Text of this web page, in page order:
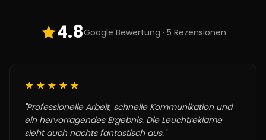
4.8Google Bewertung · 5 Rezensionen
★★★★★
"Professionelle Arbeit, schnelle Kommunikation und
ein hervorragendes Ergebnis. Die Leuchtreklame
sieht auch nachts fantastisch aus."